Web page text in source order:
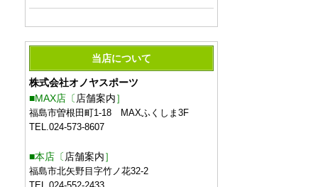
当店について
株式会社オノヤスポーツ
■MAX店〔 店舗案内］
福島市曽根田町1-18 MAXふくしま3F
TEL.024-573-8607
■本店〔 店舗案内］
福島市北矢野目字竹ノ花32-2